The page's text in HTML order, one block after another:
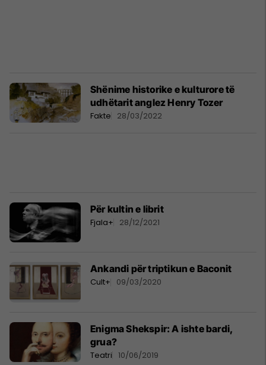
Shënime historike e kulturore të
udhëtarit anglez Henry Tozer
Fakte 28/03/2022
Për kultin e librit
Fjala+ 28/12/2021
Ankandi për triptikun e Baconit
Cult+ 09/03/2020
Enigma Shekspir: A ishte bardi,
grua?
Teatri 10/06/2019